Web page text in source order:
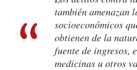
también amenazan
socioeconómicos
obtienen de la
fuente de ingresos,
medicinas u otros